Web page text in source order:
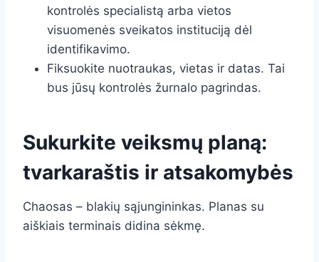
kontrolės specialistą arba vietos
visuomenės sveikatos instituciją dėl
identifikavimo.
Fiksuokite nuotraukas, vietas ir datas. Tai
bus jūsų kontrolės žurnalo pagrindas.
Sukurkite veiksmų planą:
tvarkaraštis ir atsakomybės
Chaosas – blakių sąjungininkas. Planas su
aiškiais terminais didina sėkmę.